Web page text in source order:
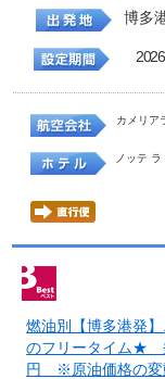
博多
カメリア
ノッテ
燃油別【博多港発
のフリータイム★
円 ※原油価格の変